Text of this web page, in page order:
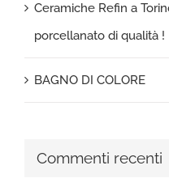
Ceramiche Refin a
porcellanato di qualità !
BAGNO DI COLORE
Commenti recenti